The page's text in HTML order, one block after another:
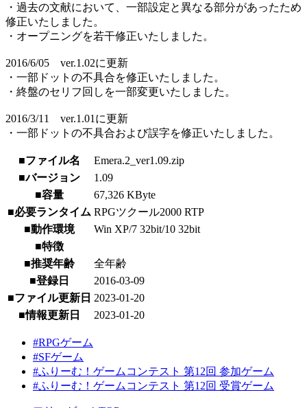
・過去の文献において、一部設定と異なる部分があったため
修正いたしました。
・オープニングを若干修正いたしました。
2016/6/05 ver.1.02に更新
・一部ドットの不具合を修正いたしました。
・終盤のセリフ回しを一部変更いたしました。
2016/3/11 ver.1.01に更新
・一部ドットの不具合および誤字を修正いたしました。
■ファイル名
Emera.2_ver1.09.zip
■バージョン
1.09
■容量
67,326 KByte
■必要ランタイム RPGツクール2000 RTP
■動作環境
Win XP/7 32bit/10 32bit
■特徴
■推奨年齢
全年齢
■登録日
2016-03-09
■ファイル更新日 2023-01-20
■情報更新日
2023-01-20
#RPGゲーム
#SFゲーム
#ふりーむ！ゲームコンテスト 第12回 参加ゲーム
#ふりーむ！ゲームコンテスト 第12回 受賞ゲーム